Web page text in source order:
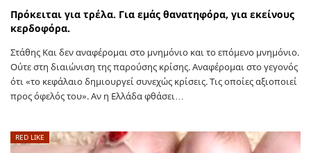
Πρόκειται για τρέλα. Για εμάς θανατηφόρα, για εκείνους
κερδοφόρα.
Στάθης Και δεν αναφέρομαι στο μνημόνιο και το επόμενο μνημόνιο.
Ούτε στη διαιώνιση της παρούσης κρίσης. Αναφέρομαι στο γεγονός
ότι «το κεφάλαιο δημιουργεί συνεχώς κρίσεις. Τις οποίες αξιοποιεί
προς όφελός του». Αν η Ελλάδα φθάσει…
RED LIKE